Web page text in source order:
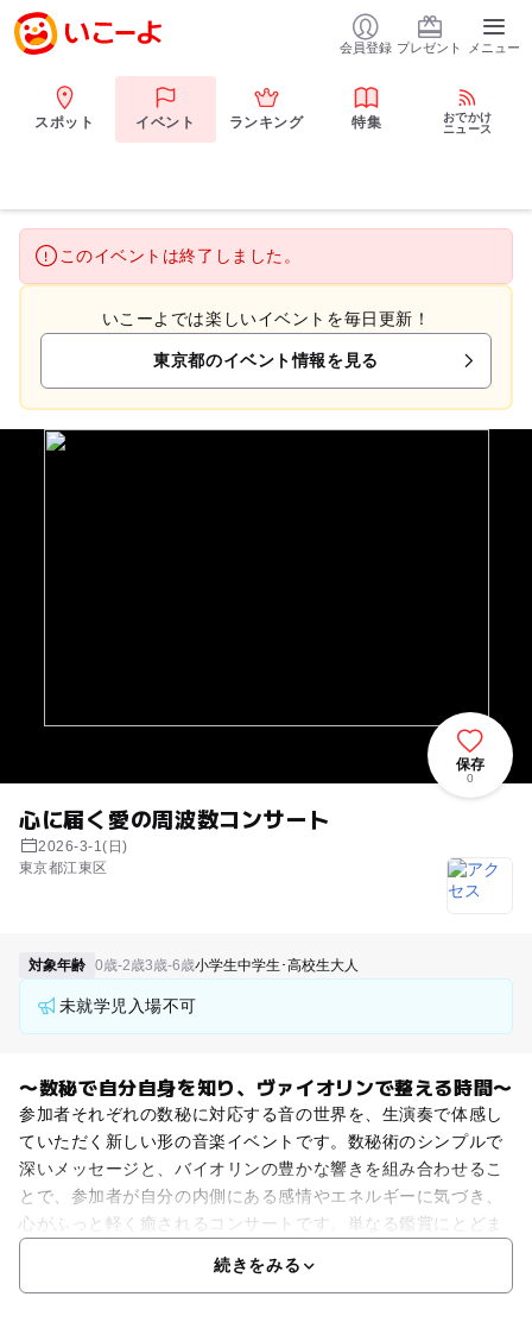
会員登録 プレゼント メニュー
スポット イベント ランキング 特集
おでかけ
ニュース
このイベントは終了しました。
いこーよでは楽しいイベントを毎日更新！
東京都のイベント情報を見る
心に届く愛の周波数コンサート
2026-3-1(日)
東京都江東区
保存
0
対象年齢 0歳-2歳3歳-6歳小学生中学生･高校生大人
未就学児入場不可
〜数秘で自分自身を知り、ヴァイオリンで整える時間〜
参加者それぞれの数秘に対応する音の世界を、生演奏で体感し
ていただく新しい形の音楽イベントです。数秘術のシンプルで
深いメッセージと、バイオリンの豊かな響きを組み合わせるこ
とで、参加者が自分の内側にある感情やエネルギーに気づき、
心がふっと軽く癒されるコンサートです。単なる鑑賞にとどま
続きをみる